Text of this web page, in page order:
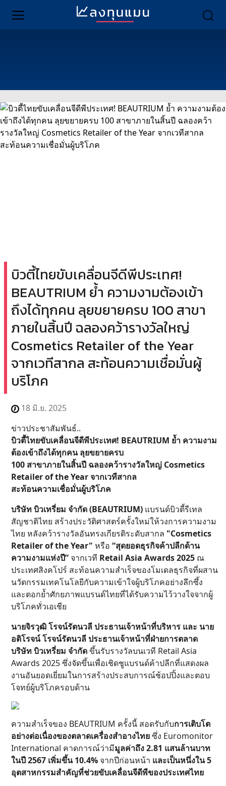
บิวตี้ไทยขับเคลื่อนจีดีพีประเทศ!
BEAUTRIUM ย้ำ ความงามต้องเข้า
ถึงได้ทุกคน ลุยขยายครบ 100 สาขา
ภายในสิ้นปี ฉลองคว้ารางวัลใหญ่
Cosmetics Retailer of the Year
จากเวทีสากล สะท้อนความเชื่อมั่นผู้
บริโภค
18 มิ.ย. 2025
ข่าวประชาสัมพันธ์..
บิวตี้ไทยขับเคลื่อนจีดีพีประเทศ! BEAUTRIUM ย้ำ ความงาม
ต้องเข้าถึงได้ทุกคน ลุยขยายครบ
100 สาขาภายในสิ้นปี ฉลองคว้ารางวัลใหญ่ Cosmetics
Retailer of the Year จากเวทีสากล
สะท้อนความเชื่อมั่นผู้บริโภค
บริษัท บิวเทรี่ยม จำกัด (BEAUTRIUM) แบรนด์บิวตี้รีเทล
สัญชาติไทย สร้างประวัติศาสตร์ครั้งใหม่ให้วงการความงาม
ไทย หลังคว้ารางวัลอันทรงเกียรติระดับสากล "Cosmetics
Retailer of the Year" หรือ “สุดยอดธุรกิจค้าปลีกด้าน
ความงามแห่งปี” จากเวที Retail Asia Awards 2025 ณ
ประเทศสิงคโปร์ สะท้อนความสำเร็จของโมเดลธุรกิจที่ผสาน
นวัตกรรมเทคโนโลยีกับความเข้าใจผู้บริโภคอย่างลึกซึ้ง
และตอกย้ำศักยภาพแบรนด์ไทยที่ได้รับความไว้วางใจจากผู้
บริโภคทั่วเอเชีย
นายจิรวุฒิ โรจน์รัตนวลี ประธานเจ้าหน้าที่บริหาร และ นาย
อติโรจน์ โรจน์รัตนวลี ประธานเจ้าหน้าที่ฝ่ายการตลาด
บริษัท บิวเทรี่ยม จำกัดขึ้นรับรางวัลบนเวที Retail Asia
Awards 2025 ซึ่งจัดขึ้นเพื่อเชิดชูแบรนด์ค้าปลีกที่แสดงผล
งานอันยอดเยี่ยมในการสร้างประสบการณ์ช้อปปิ้งและตอบ
โจทย์ผู้บริโภครอบด้าน
ความสำเร็จของ BEAUTRIUM ครั้งนี้ สอดรับกับการเติบโต
อย่างต่อเนื่องของตลาดเครื่องสำอางไทยซึ่ง Euromonitor
International คาดการณ์ว่ามีมูลค่าถึง 2.81 แสนล้านบาท
ในปี 2567 เพิ่มขึ้น 10.4% จากปีก่อนหน้า และเป็นหนึ่งใน 5
อุตสาหกรรมสำคัญที่ช่วยขับเคลื่อนจีดีพีของประเทศไทย